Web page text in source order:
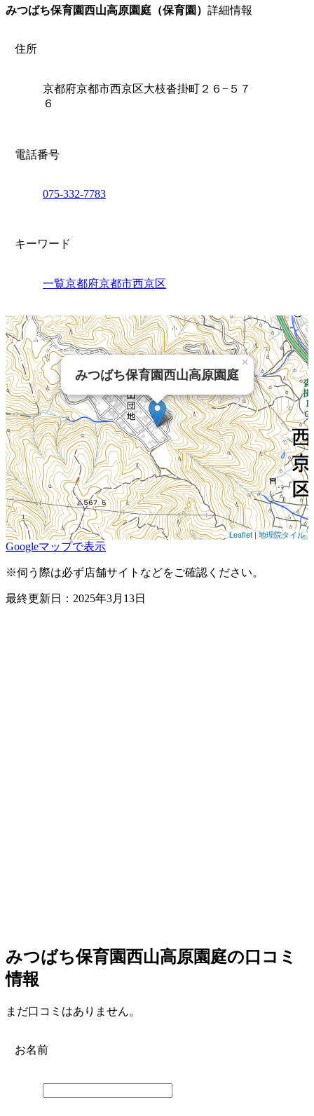
みつばち保育園西山高原園庭（保育園） 詳細情報
住所
京都府京都市西京区大枝沓掛町２６−５７
６
電話番号
075-332-7783
キーワード
一覧京都府京都市西京区
みつばち保育園西山高原園庭
×
Leaflet|地理院タイル
Googleマップで表示
※伺う際は必ず店舗サイトなどをご確認ください。
最終更新日：2025年3月13日
みつばち保育園西山高原園庭の口コミ
情報
まだ口コミはありません。
お名前